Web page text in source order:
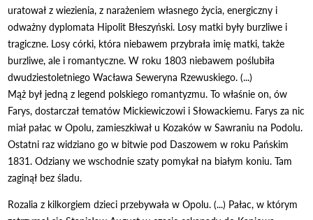
uratował z wiezienia, z narażeniem własnego życia, energiczny i
odważny dyplomata Hipolit Błeszyński. Losy matki były burzliwe i
tragiczne. Losy córki, która niebawem przybrała imię matki, także
burzliwe, ale i romantyczne. W roku 1803 niebawem poślubiła
dwudziestoletniego Wacława Seweryna Rzewuskiego. (...)
Mąż był jedną z legend polskiego romantyzmu. To właśnie on, ów
Farys, dostarczał tematów Mickiewiczowi i Słowackiemu. Farys za nic
miał pałac w Opolu, zamieszkiwał u Kozaków w Sawraniu na Podolu.
Ostatni raz widziano go w bitwie pod Daszowem w roku Pańskim
1831. Odziany we wschodnie szaty pomykał na białym koniu. Tam
zaginął bez śladu.
Rozalia z kilkorgiem dzieci przebywała w Opolu. (...) Pałac, w którym